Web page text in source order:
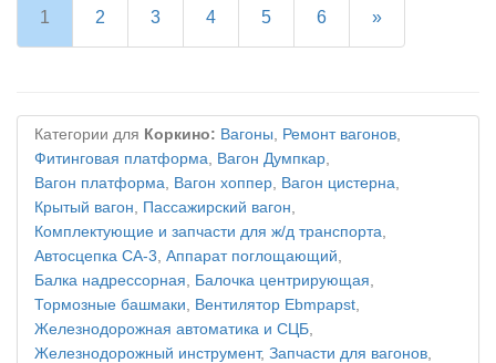
1 2 3 4 5 6 »
Категории для Коркино: Вагоны, Ремонт вагонов,
Фитинговая платформа, Вагон Думпкар,
Вагон платформа, Вагон хоппер, Вагон цистерна,
Крытый вагон, Пассажирский вагон,
Комплектующие и запчасти для ж/д транспорта,
Автосцепка СА-3, Аппарат поглощающий,
Балка надрессорная, Балочка центрирующая,
Тормозные башмаки, Вентилятор Ebmpapst,
Железнодорожная автоматика и СЦБ,
Железнодорожный инструмент, Запчасти для вагонов,